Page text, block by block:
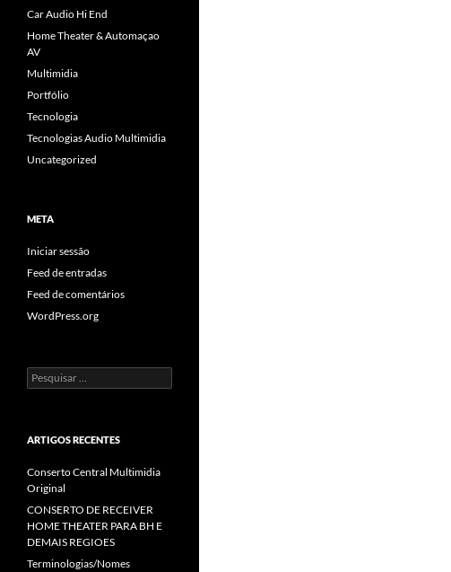
Car Audio Hi End
Home Theater & Automaçao
AV
Multimidia
Portfólio
Tecnologia
Tecnologias Audio Multimidia
Uncategorized
META
Iniciar sessão
Feed de entradas
Feed de comentários
WordPress.org
Pesquisar
por:
ARTIGOS RECENTES
Conserto Central Multimidia
Original
CONSERTO DE RECEIVER
HOME THEATER PARA BH E
DEMAIS REGIOES
Terminologias/Nomes